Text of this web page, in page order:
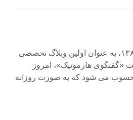
مجله آنلاین «گفتگوی هارمونیک» در سال ۱۳۸۲، به عنوان اولین وبلاگ تخصصی
«گفتگوی هارمونیک»، امروز
می شود که به صورت روزانه